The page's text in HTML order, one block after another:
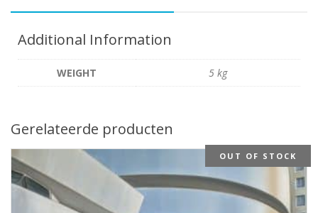
Additional Information
WEIGHT 5 kg
Gerelateerde producten
OUT OF STOCK